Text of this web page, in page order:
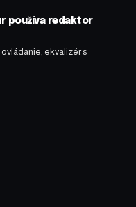
používa redaktor
ekvalizér s